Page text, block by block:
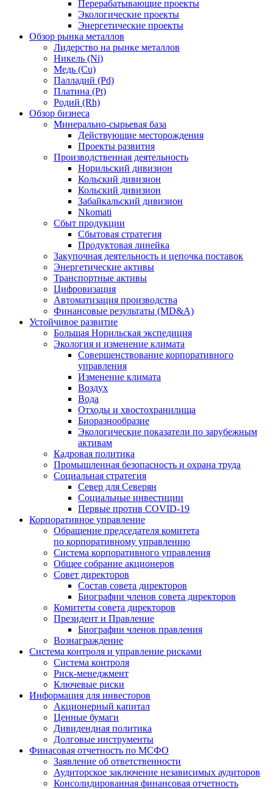
Перерабатывающие проекты
Экологические проекты
Энергетические проекты
Обзор рынка металлов
Лидерство на рынке металлов
Никель (Ni)
Медь (Cu)
Палладий (Pd)
Платина (Pt)
Родий (Rh)
Обзор бизнеса
Минерально-сырьевая база
Действующие месторождения
Проекты развития
Производственная деятельность
Норильский дивизион
Кольский дивизион
Кольский дивизион
Забайкальский дивизион
Nkomati
Сбыт продукции
Сбытовая стратегия
Продуктовая линейка
Закупочная деятельность и цепочка поставок
Энергетические активы
Транспортные активы
Цифровизация
Автоматизация производства
Финансовые результаты (MD&A)
Устойчивое развитие
Большая Норильская экспедиция
Экология и изменение климата
Совершенствование корпоративного
управления
Изменение климата
Воздух
Вода
Отходы и хвостохранилища
Биоразнообразие
Экологические показатели по зарубежным
активам
Кадровая политика
Промышленная безопасность и охрана труда
Социальная стратегия
Север для Северян
Социальные инвестиции
Первые против COVID‑19
Корпоративное управление
Обращение председателя комитета
по корпоративному управлению
Система корпоративного управления
Общее собрание акционеров
Совет директоров
Состав совета директоров
Биографии членов совета директоров
Комитеты совета директоров
Президент и Правление
Биографии членов правления
Вознаграждение
Система контроля и управление рисками
Система контроля
Риск-менеджмент
Ключевые риски
Информация для инвесторов
Акционерный капитал
Ценные бумаги
Дивидендная политика
Долговые инструменты
Финасовая отчетность по МСФО
Заявление об ответственности
Аудиторское заключение независимых аудиторов
Консолидированная финансовая отчетность